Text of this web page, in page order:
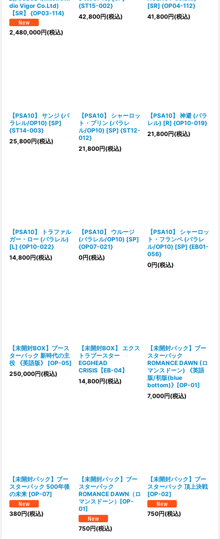
dio Vigor Co.Ltd)
【SR】 {OP03-114}
2,480,000円(税込)
{ST15-002}
42,800円(税込)
[SR] {OP04-112}
41,800円(税込)
【PSA10】 サンジ (パ
ラレル/OP10) [SP]
{ST14-003}
25,800円(税込)
【PSA10】 シャーロッ
ト・プリン (パラレ
ル/OP10) [SP] {ST12-
012}
21,800円(税込)
【PSA10】 神避 (パラ
レル) [R] {OP10-019}
21,800円(税込)
【PSA10】 トラファル
ガー・ロー (パラレル)
[L] {OP10-022}
14,800円(税込)
【PSA10】 ウルージ
(パラレル/OP10) [SP]
{OP07-021}
0円(税込)
【PSA10】 シャーロッ
ト・フランペ (パラレ
ル/OP10) [SP] {EB01-
056}
0円(税込)
【未開封BOX】ブース
ターパック 新時代の主
役 《英語版》 [OP-05]
250,000円(税込)
【未開封BOX】 エクス
トラブースター
EGGHEAD
CRISIS【EB-04】
14,800円(税込)
【未開封パック】ブー
スターパック
ROMANCE DAWN (ロ
マンスドーン) 《英語
版/初版(blue
bottom)》[OP-01]
7,000円(税込)
【未開封パック】ブー
スターパック 500年後
の未来 [OP-07]
380円(税込)
【未開封パック】ブー
スターパック
ROMANCE DAWN（ロ
マンスドーン）[OP-
01]
750円(税込)
【未開封パック】ブー
スターパック 頂上決戦
[OP-02]
750円(税込)